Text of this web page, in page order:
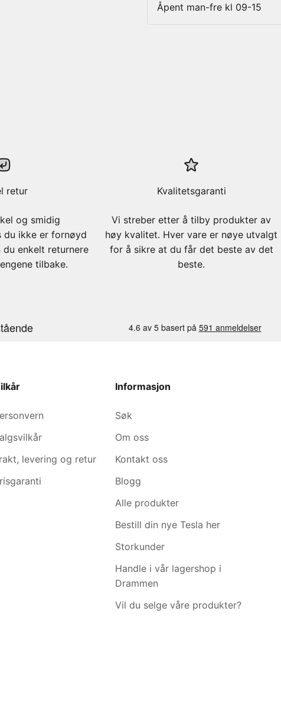
Åpent man-fre kl 09-15
retur
og smidig
du ikke er fornøyd
enkelt returnere
tilbake.
Kvalitetsgaranti
Vi streber etter å tilby produkter av
høy kvalitet. Hver vare er nøye utvalgt
for å sikre at du får det beste av det
beste.
levering og retur
Informasjon
Søk
Om oss
Kontakt oss
Blogg
Alle produkter
Bestill din nye Tesla her
Storkunder
Handle i vår lagershop i
Drammen
Vil du selge våre produkter?